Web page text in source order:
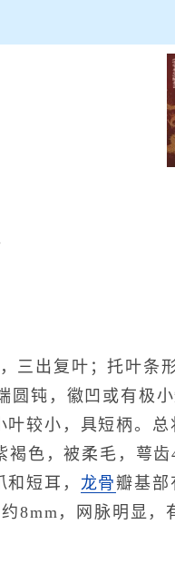
三出复叶；托叶条
圆钝，徽凹或有极
较小，具短柄。总
褐色，被柔毛，萼齿
短耳， 龙骨瓣基部
8mm，网脉明显，